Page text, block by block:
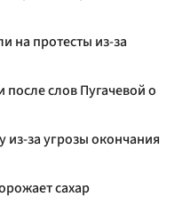
на протесты из-за
слов Пугачевой о
из-за угрозы окончания
сахар